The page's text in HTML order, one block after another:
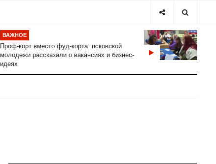
ВАЖНОЕ
Проф-корт вместо фуд-корта: псковской
молодежи рассказали о вакансиях и бизнес-
идеях